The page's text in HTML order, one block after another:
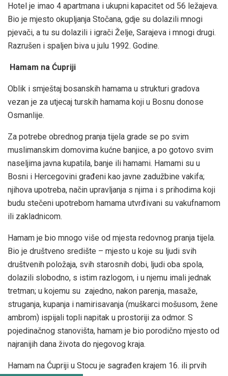
Hotel je imao 4 apartmana i ukupni kapacitet od 56 ležajeva.
Bio je mjesto okupljanja Stočana, gdje su dolazili mnogi
pjevači, a tu su dolazili i igrači Želje, Sarajeva i mnogi drugi.
Razrušen i spaljen biva u julu 1992. Godine.
Hamam na Ćupriji
Oblik i smještaj bosanskih hamama u strukturi gradova
vezan je za utjecaj turskih hamama koji u Bosnu donose
Osmanlije.
Za potrebe obrednog pranja tijela grade se po svim
muslimanskim domovima kućne banjice, a po gotovo svim
naseljima javna kupatila, banje ili hamami. Hamami su u
Bosni i Hercegovini građeni kao javne zadužbine vakifa;
njihova upotreba, način upravljanja s njima i s prihodima koji
budu stečeni upotrebom hamama utvrđivani su vakufnamom
ili zakladnicom.
Hamam je bio mnogo više od mjesta redovnog pranja tijela.
Bio je društveno središte – mjesto u koje su ljudi svih
društvenih položaja, svih starosnih dobi, ljudi oba spola,
dolazili slobodno, s istim razlogom, i u njemu imali jednak
tretman; u kojemu su zajedno, nakon parenja, masaže,
struganja, kupanja i namirisavanja (muškarci mošusom, žene
ambrom) ispijali topli napitak u prostoriji za odmor. S
pojedinačnog stanovišta, hamam je bio porodično mjesto od
najranijih dana života do njegovog kraja.
Hamam na Ćupriji u Stocu je sagrađen krajem 16. ili prvih